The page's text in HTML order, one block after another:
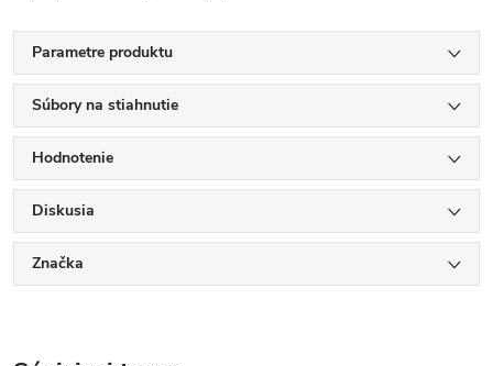
Parametre produktu
Súbory na stiahnutie
Hodnotenie
Diskusia
Značka